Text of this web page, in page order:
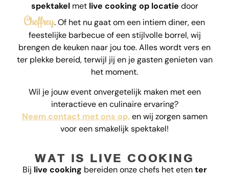
spektakelmet live cooking op locatie door
Cheffrey. Of het nu gaat om een intiem diner, een
feestelijke barbecue of een stijlvolle borrel, wij
brengen de keuken naar jou toe. Alles wordt vers en
ter plekke bereid, terwijl jij en je gasten genieten van
het moment.
Wil je jouw event onvergetelijk maken met een
interactieve en culinaire ervaring?
Neem contact met ons op, en wij zorgen samen
voor een smakelijk spektakel!
WAT IS LIVE COOKING
Bij live cooking bereiden onze chefs het etenter